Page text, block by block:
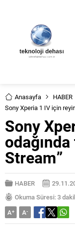
Anasayfa
HABER
Sony Xperia 1 IV için
Sony
odağında
Stream”
HABER
Okuma Süresi: 3
A+ A-